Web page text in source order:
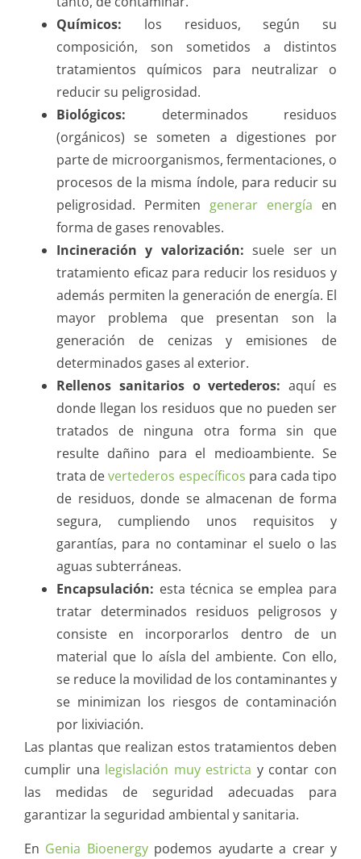
Químicos: los residuos, según su
composición, son sometidos a distintos
tratamientos químicos para neutralizar o
reducir su peligrosidad.
Biológicos: determinados residuos
(orgánicos) se someten a digestiones por
parte de microorganismos, fermentaciones, o
procesos de la misma índole, para reducir su
peligrosidad. Permiten generar energía en
forma de gases renovables.
Incineración y valorización: suele ser un
tratamiento eficaz para reducir los residuos y
además permiten la generación de energía. El
mayor problema que presentan son la
generación de cenizas y emisiones de
determinados gases al exterior.
Rellenos sanitarios o vertederos: aquí es
donde llegan los residuos que no pueden ser
tratados de ninguna otra forma sin que
resulte dañino para el medioambiente. Se
trata devertederos específicos para cada tipo
de residuos, donde se almacenan de forma
segura, cumpliendo unos requisitos y
garantías, para no contaminar el suelo o las
aguas subterráneas.
Encapsulación: esta técnica se emplea para
tratar determinados residuos peligrosos y
consiste en incorporarlos dentro de un
material que lo aísla del ambiente. Con ello,
se reduce la movilidad de los contaminantes y
se minimizan los riesgos de contaminación
por lixiviación.
Las plantas que realizan estos tratamientos deben
cumplir una legislación muy estricta y contar con
las medidas de seguridad adecuadas para
garantizar la seguridad ambiental y sanitaria.
En Genia Bioenergypodemos ayudarte a crear y